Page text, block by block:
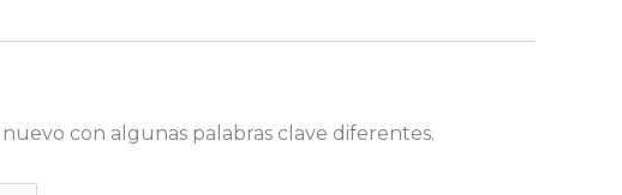
con algunas palabras clave diferentes.